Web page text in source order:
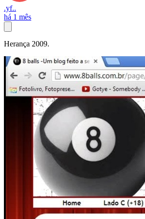
.yf..
há 1 mês
Herança 2009.